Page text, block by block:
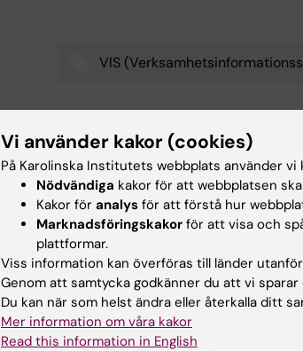
VIS
Innehållsgranskare:
Ulrica Lundin
Redaktör:Webbkoordinato…
Sidan uppdaterad:
2026-06-04
Dela
Vi använder kakor (cookies)
På Karolinska Institutets webbplats använder vi
Nödvändiga kakor för att webbplatsen
Kakor för analys för att förstå hur
Marknadsföringskakor för att visa och
plattformar.
Viss information kan överföras till länder utanför
Genom att samtycka godkänner du att vi sparar
Du kan när som helst ändra eller återkalla ditt
Mer information om våra kakor
Read this information in English